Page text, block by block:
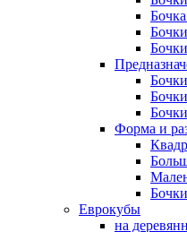
Форма и
Еврокубы
на